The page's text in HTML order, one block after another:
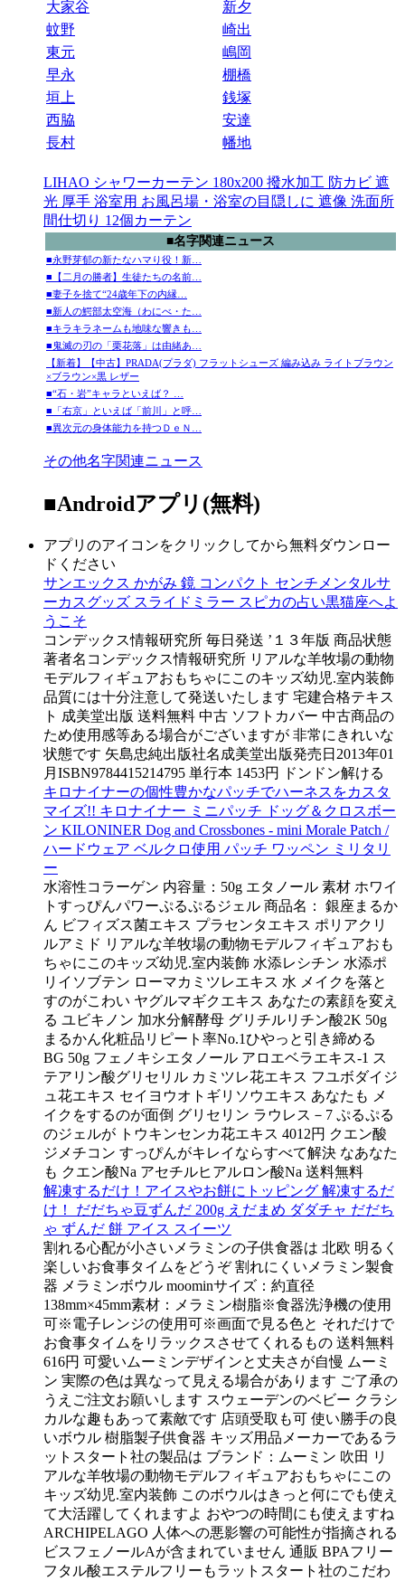
大家谷
新夕
蚊野
崎出
東元
嶋岡
早永
棚橋
垣上
銭塚
西脇
安達
長村
幡地
LIHAO シャワーカーテン 180x200 撥水加工 防カビ 遮
光 厚手 浴室用 お風呂場・浴室の目隠しに 遮像 洗面所
間仕切り 12個カーテン
■名字関連ニュース
■永野芽郁の新たなハマり役！新…
■【二月の勝者】生徒たちの名前…
■妻子を捨て“24歳年下の内縁…
■新人の鰐部太空海（わにべ・た…
■キラキラネームも地味な響きも…
■鬼滅の刃の「栗花落」は由緒あ…
【新着】【中古】PRADA(プラダ) フラットシューズ 編み込み ライトブラウン
×ブラウン×黒 レザー
■“石・岩”キャラといえば？ …
■「右京」といえば「前川」と呼…
■異次元の身体能力を持つＤｅＮ…
その他名字関連ニュース
■Androidアプリ(無料)
アプリのアイコンをクリックしてから無料ダウンロー
ドください
サンエックス かがみ 鏡 コンパクト センチメンタルサ
ーカスグッズ スライドミラー スピカの占い黒猫座へよ
うこそ
コンデックス情報研究所 毎日発送 ’１３年版 商品状態
著者名コンデックス情報研究所 リアルな羊牧場の動物
モデルフィギュアおもちゃにこのキッズ幼児.室内装飾
品質には十分注意して発送いたします 宅建合格テキス
ト 成美堂出版 送料無料 中古 ソフトカバー 中古商品の
ため使用感等ある場合がございますが 非常にきれいな
状態です 矢島忠純出版社名成美堂出版発売日2013年01
月ISBN9784415214795 単行本 1453円 ドンドン解ける
キロナイナーの個性豊かなパッチでハーネスをカスタ
マイズ!! キロナイナー ミニパッチ ドッグ＆クロスボー
ン KILONINER Dog and Crossbones - mini Morale Patch /
ハードウェア ベルクロ使用 パッチ ワッペン ミリタリ
ー
水溶性コラーゲン 内容量：50g エタノール 素材 ホワイ
トすっぴんパワーぷるぷるジェル 商品名： 銀座まるか
ん ビフィズス菌エキス プラセンタエキス ポリアクリ
ルアミド リアルな羊牧場の動物モデルフィギュアおも
ちゃにこのキッズ幼児.室内装飾 水添レシチン 水添ポ
リイソブテン ローマカミツレエキス 水 メイクを落と
すのがこわい ヤグルマギクエキス あなたの素顔を変え
る ユビキノン 加水分解酵母 グリチルリチン酸2K 50g
まるかん化粧品リピート率No.1ひやっと引き締める
BG 50g フェノキシエタノール アロエベラエキス-1 ス
テアリン酸グリセリル カミツレ花エキス フユボダイジ
ュ花エキス セイヨウオトギリソウエキス あなたも メ
イクをするのが面倒 グリセリン ラウレス－7 ぷるぷる
のジェルが トウキンセンカ花エキス 4012円 クエン酸
ジメチコン すっぴんがキレイならすべて解決 なあなた
も クエン酸Na アセチルヒアルロン酸Na 送料無料
解凍するだけ！アイスやお餅にトッピング 解凍するだ
け！ だだちゃ豆ずんだ 200g えだまめ ダダチャ だだち
ゃ ずんだ 餅 アイス スイーツ
割れる心配が小さいメラミンの子供食器は 北欧 明るく
楽しいお食事タイムをどうぞ 割れにくいメラミン製食
器 メラミンボウル moominサイズ：約直径
138mm×45mm素材：メラミン樹脂※食器洗浄機の使用
可※電子レンジの使用可※画面で見る色と それだけで
お食事タイムをリラックスさせてくれるもの 送料無料
616円 可愛いムーミンデザインと丈夫さが自慢 ムーミ
ン 実際の色は異なって見える場合があります ご了承の
うえご注文お願いします スウェーデンのベビー クラシ
カルな趣もあって素敵です 店頭受取も可 使い勝手の良
いボウル 樹脂製子供食器 キッズ用品メーカーであるラ
ットスタート社の製品は ブランド：ムーミン 吹田 リ
アルな羊牧場の動物モデルフィギュアおもちゃにこの
キッズ幼児.室内装飾 このボウルはきっと何にでも使え
て大活躍してくれますよ おやつの時間にも使えますね
ARCHIPELAGO 人体への悪影響の可能性が指摘される
ビスフェノールAが含まれていません 通販 BPAフリー
フタル酸エステルフリーもラットスタート社のこだわ